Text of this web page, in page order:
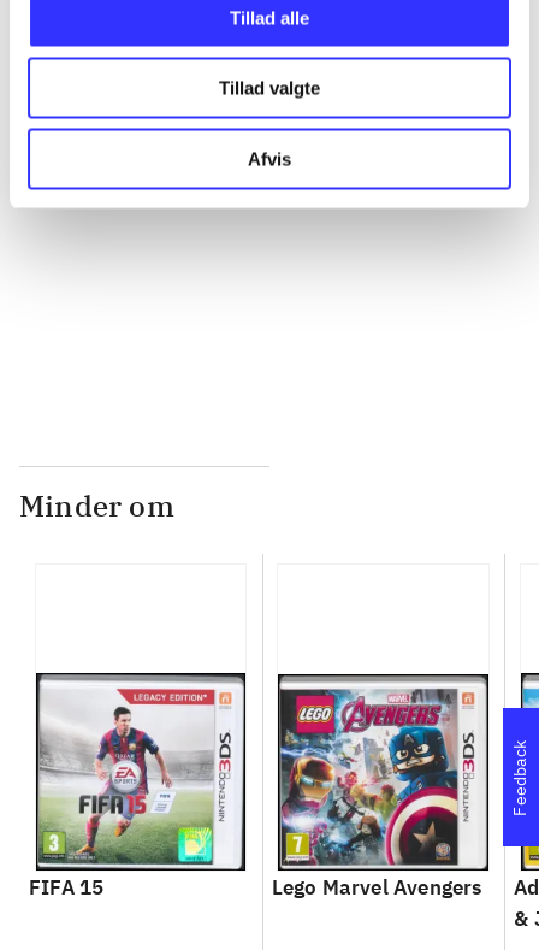
Tillad alle
Tillad valgte
Afvis
Minder om
FIFA 15 Lego Marvel Avengers
&
Feedback